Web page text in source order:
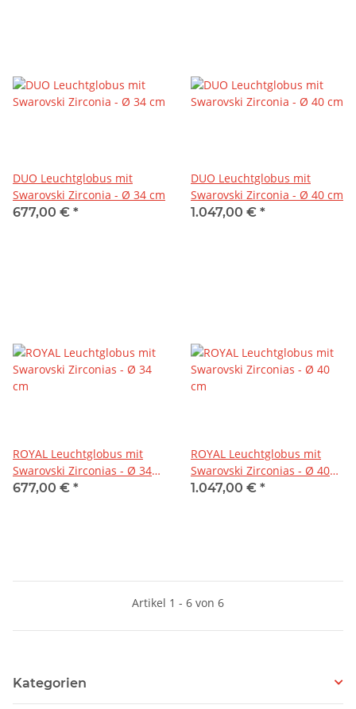
DUO Leuchtglobus mit
Swarovski Zirconia - Ø 34 cm
677,00 € *
DUO Leuchtglobus mit
Swarovski Zirconia - Ø 40 cm
1.047,00 € *
ROYAL Leuchtglobus mit
Swarovski Zirconias - Ø 34
cm
677,00 € *
ROYAL Leuchtglobus mit
Swarovski Zirconias - Ø 40
cm
1.047,00 € *
Artikel 1 - 6 von 6
Kategorien